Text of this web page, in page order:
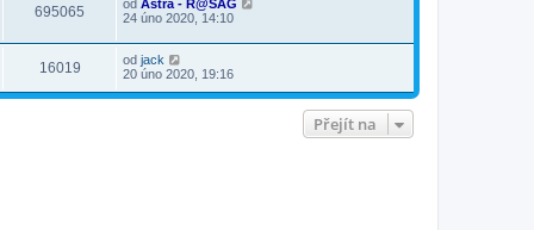
695065 od Astra - R@SAG
24 úno 2020, 14:10
16019 od jack
20 úno 2020, 19:16
Přejít na